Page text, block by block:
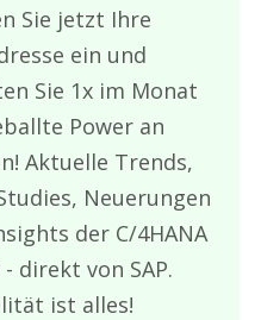
Sie jetzt Ihre
ein und
Sie 1x im Monat
Power an
Aktuelle Trends,
Neuerungen
der C/4HANA
- direkt von SAP.
ist alles!